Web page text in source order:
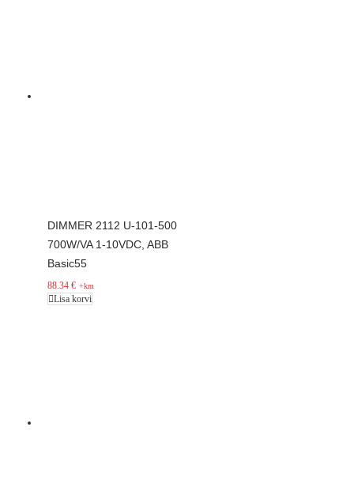
DIMMER 2112 U-101-500
700W/VA 1-10VDC, ABB
Basic55
88.34€ +km
Lisa korvi